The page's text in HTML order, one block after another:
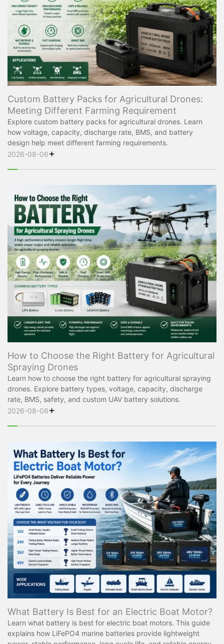
Custom Battery Packs for Agricultural Drones:
Meeting Different Farming Requirement
Explore custom battery packs for agricultural drones. Learn
how voltage, capacity, discharge rate, BMS, and battery
design help meet different farming requirements.
2026-08-06+
How to Choose the Right Battery for Agricultural
Spraying Drones
Learn how to choose the right battery for agricultural spraying
drones. Explore battery types, voltage, capacity, discharge
rate, BMS, safety, and custom UAV battery solutions.
2026-08-06+
What Battery Is Best for an Electric Boat Motor?
Learn what battery is best for electric boat motors. This guide
explains how LiFePO4 marine batteries provide lightweight